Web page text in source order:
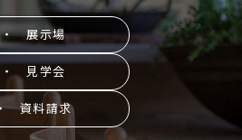
・ 展示場
・ 見学会
資料請求